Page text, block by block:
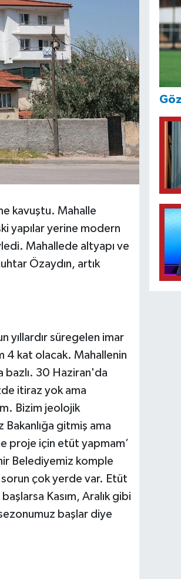
kavuştu. Mahalle
yapılar yerine modern
Mahallede altyapı ve
Özaydın, artık
yıllardır süregelen imar
4 kat olacak. Mahallenin
bazlı. 30 Haziran'da
itiraz yok ama
Bizim jeolojik
gitmiş ama
proje için etüt yapmam’
Belediyemiz komple
sorun çok yerde var. Etüt
Kasım, Aralık gibi
başlar diye